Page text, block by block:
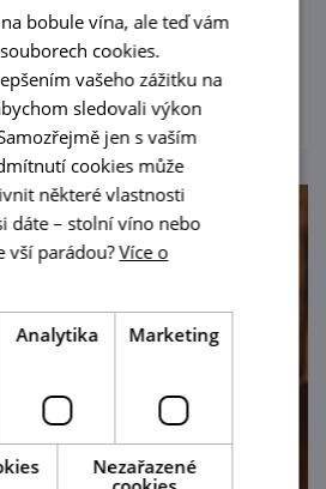
farem z blízkého okolí.
prohlédnout
bobule vína, ale teď vám
cookies.
vašeho zážitku na
sledovali výkon
jen s vaším
cookies může
některé vlastnosti
dáte – stolní víno nebo
vší parádou?Více o
Analytika Marketing
Nezařazené